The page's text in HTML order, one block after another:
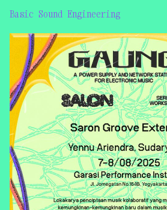
Basic Sound Engineering